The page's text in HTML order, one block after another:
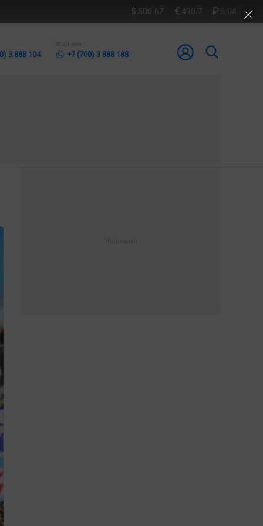
500.67 490.7 6.04
3 888 104
Жарнама
+7 (700) 3 888 188